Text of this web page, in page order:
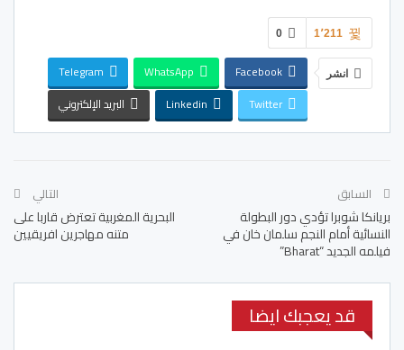
0 1٬211
انشر Facebook
WhatsApp
Telegram
Twitter
Linkedin البريد الإلكتروني
السابق
بريانكا شوبرا​ تؤدي دور البطولة
النسائية أمام النجم ​سلمان خان​ في
فيلمه الجديد “Bharat”
التالي
البحرية المغربية تعترض قاربا على
متنه مهاجرين افريقيين
قد يعجبك ايضا